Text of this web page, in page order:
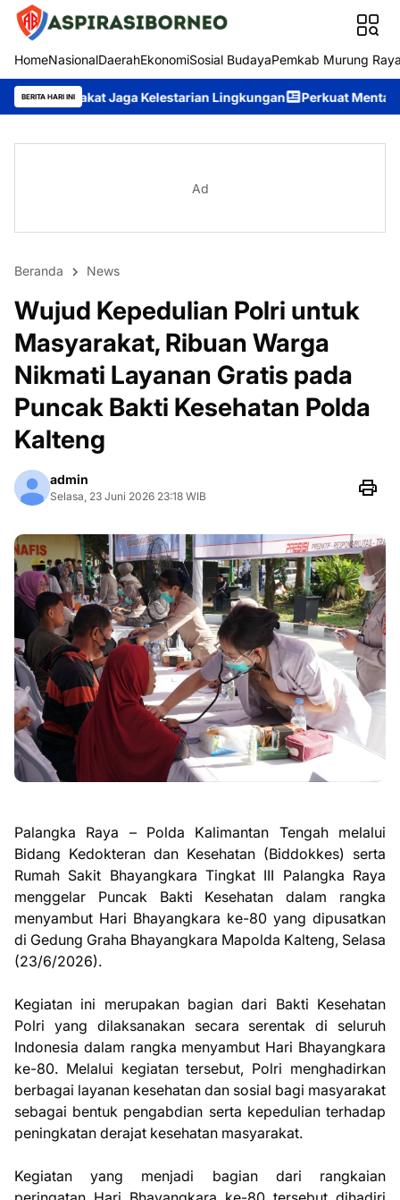
HomeNasionalDaerahEkonomiSosial BudayaPemkab Murung
BERITA HARI INI
Kelestarian Lingkungan Perkuat Mental Spiritual Personel,
Ad
Beranda News
Wujud Kepedulian Polri untuk
Masyarakat, Ribuan Warga
Nikmati Layanan Gratis pada
Puncak Bakti Kesehatan Polda
Kalteng
admin
Selasa, 23 Juni 2026 23:18 WIB
Palangka Raya – Polda Kalimantan Tengah melalui
Bidang Kedokteran dan Kesehatan (Biddokkes) serta
Rumah Sakit Bhayangkara Tingkat III Palangka Raya
menggelar Puncak Bakti Kesehatan dalam rangka
menyambut Hari Bhayangkara ke-80 yang dipusatkan
di Gedung Graha Bhayangkara Mapolda Kalteng, Selasa
(23/6/2026).
Kegiatan ini merupakan bagian dari Bakti Kesehatan
Polri yang dilaksanakan secara serentak di seluruh
Indonesia dalam rangka menyambut Hari Bhayangkara
ke-80. Melalui kegiatan tersebut, Polri menghadirkan
berbagai layanan kesehatan dan sosial bagi masyarakat
sebagai bentuk pengabdian serta kepedulian terhadap
peningkatan derajat kesehatan masyarakat.
Kegiatan yang menjadi bagian dari rangkaian